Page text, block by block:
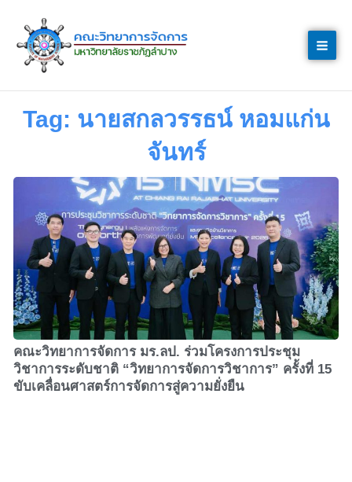
content
Tag: นายสกลวรรธน์ หอมแก่น
จันทร์
คณะวิทยาการจัดการ มร.ลป. ร่วมโครงการประชุม
วิชาการระดับชาติ “วิทยาการจัดการวิชาการ” ครั้งที่ 15
ขับเคลื่อนศาสตร์การจัดการสู่ความยั่งยืน